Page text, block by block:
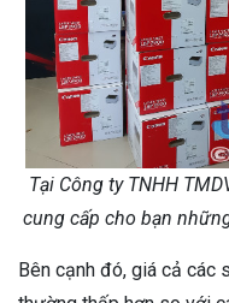
Tại Công ty TNHH
cung cấp cho bạn
Bên cạnh đó, giá cả các